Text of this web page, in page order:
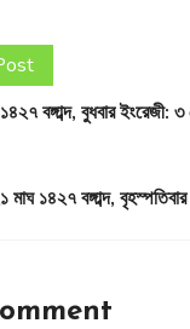
বঙ্গাব্দ, বুধবার ইংরেজী:
১৪২৭ বঙ্গাব্দ,